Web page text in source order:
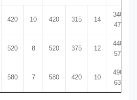
420 10 420 315 14
340-
470
520 8 520 375 12
440-
570
580 7 580 420 10
490-
630